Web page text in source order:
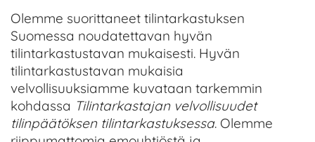
Olemme suorittaneet tilintarkastuksen
Suomessa noudatettavan hyvän
tilintarkastustavan mukaisesti. Hyvän
tilintarkastustavan mukaisia
velvollisuuksiamme kuvataan tarkemmin
kohdassa Tilintarkastajan velvollisuudet
tilinpäätöksen tilintarkastuksessa. Olemme